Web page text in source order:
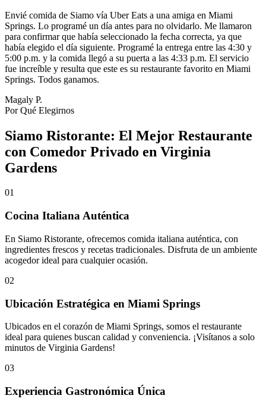
Envié comida de Siamo vía Uber Eats a una amiga en Miami
Springs. Lo programé un día antes para no olvidarlo. Me llamaron
para confirmar que había seleccionado la fecha correcta, ya que
había elegido el día siguiente. Programé la entrega entre las 4:30 y
5:00 p.m. y la comida llegó a su puerta a las 4:33 p.m. El servicio
fue increíble y resulta que este es su restaurante favorito en Miami
Springs. Todos ganamos.
Magaly P.
Por Qué Elegirnos
Siamo Ristorante: El Mejor Restaurante
con Comedor Privado en Virginia
Gardens
01
Cocina Italiana Auténtica
En Siamo Ristorante, ofrecemos comida italiana auténtica, con
ingredientes frescos y recetas tradicionales. Disfruta de un ambiente
acogedor ideal para cualquier ocasión.
02
Ubicación Estratégica en Miami Springs
Ubicados en el corazón de Miami Springs, somos el restaurante
ideal para quienes buscan calidad y conveniencia. ¡Visítanos a solo
minutos de Virginia Gardens!
03
Experiencia Gastronómica Única